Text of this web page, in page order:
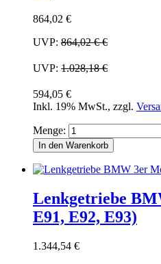
864,02 €
UVP: 864,02 €€
UVP: 1.028,18 €
594,05 €
Inkl. 19% MwSt., zzgl.
Menge:
In den Warenkorb
Lenkgetriebe
E91, E92, E93)
1.344,54 €